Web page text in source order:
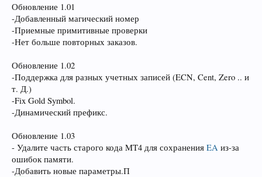
Обновление 1.01
-Добавленный магический номер
-Приемные примитивные проверки
-Нет больше повторных заказов.
Обновление 1.02
-Поддержка для разных учетных записей (ECN, Cent, Zero .. и
т. Д.)
-Fix Gold Symbol.
-Динамический префикс.
Обновление 1.03
- Удалите часть старого кода MT4 для сохранения EA из-за
ошибок памяти.
-Добавить новые параметры.П